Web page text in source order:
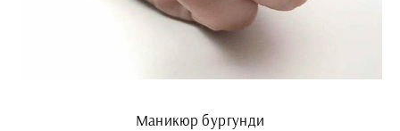
Маникюр бургунди